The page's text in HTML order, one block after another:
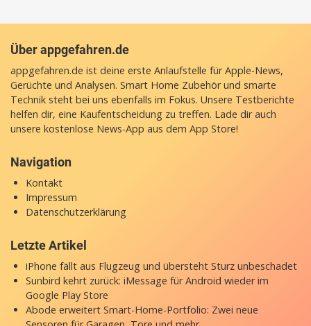
Über appgefahren.de
appgefahren.de ist deine erste Anlaufstelle für Apple-News,
Gerüchte und Analysen. Smart Home Zubehör und smarte
Technik steht bei uns ebenfalls im Fokus. Unsere Testberichte
helfen dir, eine Kaufentscheidung zu treffen. Lade dir auch
unsere kostenlose News-App aus dem App Store!
Navigation
Kontakt
Impressum
Datenschutzerklärung
Letzte Artikel
iPhone fällt aus Flugzeug und übersteht Sturz unbeschadet
Sunbird kehrt zurück: iMessage für Android wieder im
Google Play Store
Abode erweitert Smart-Home-Portfolio: Zwei neue